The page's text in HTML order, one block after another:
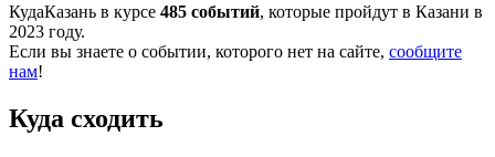
КудаКазань в курсе 485 событий, которые пройдут в Казани в
2023 году.
Если вы знаете о событии, которого нет на сайте, сообщите
нам!
Куда сходить